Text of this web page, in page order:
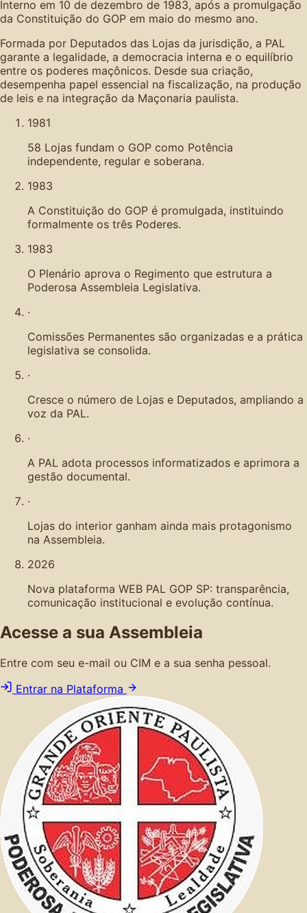
Interno em 10 de dezembro de 1983, após a promulgação
da Constituição do GOP em maio do mesmo ano.
Formada por Deputados das Lojas da jurisdição, a PAL
garante a legalidade, a democracia interna e o equilíbrio
entre os poderes maçônicos. Desde sua criação,
desempenha papel essencial na fiscalização, na produção
de leis e na integração da Maçonaria paulista.
1981
58 Lojas fundam o GOP como Potência
independente, regular e soberana.
1983
A Constituição do GOP é promulgada, instituindo
formalmente os três Poderes.
1983
O Plenário aprova o Regimento que estrutura a
Poderosa Assembleia Legislativa.
·
Comissões Permanentes são organizadas e a prática
legislativa se consolida.
·
Cresce o número de Lojas e Deputados, ampliando a
voz da PAL.
·
A PAL adota processos informatizados e aprimora a
gestão documental.
·
Lojas do interior ganham ainda mais protagonismo
na Assembleia.
2026
Nova plataforma WEB PAL GOP SP: transparência,
comunicação institucional e evolução contínua.
Acesse a sua Assembleia
Entre com seu e-mail ou CIM e a sua senha pessoal.
Entrar na Plataforma